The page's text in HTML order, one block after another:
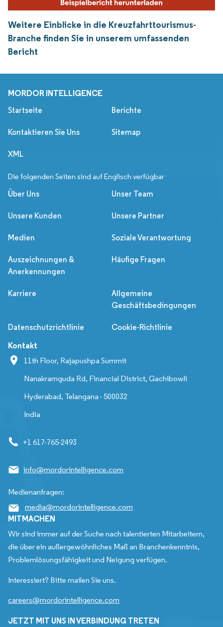
Weitere Einblicke in die Kreuzfahrttourismus-
Branche finden Sie in unserem umfassenden
Bericht
MORDOR INTELLIGENCE
Startseite Berichte
Kontaktieren Sie Uns Sitemap
XML
Die folgenden Seiten sind auf Englisch verfügbar
Über Uns Unser Team
Unsere Kunden Unsere Partner
Medien Soziale Verantwortung
Auszeichnungen &
Anerkennungen
Häufige Fragen
Karriere
Allgemeine
Geschäftsbedingungen
Datenschutzrichtlinie Cookie-Richtlinie
Kontakt
11th Floor, Rajapushpa Summit
Nanakramguda Rd, Financial District, Gachibowli
Hyderabad, Telangana - 500032
India
+1 617-765-2493
info@mordorintelligence.com
Medienanfragen:
media@mordorintelligence.com
MITMACHEN
Wir sind immer auf der Suche nach talentierten Mitarbeitern,
die über ein außergewöhnliches Maß an Branchenkenntnis,
Problemlösungsfähigkeit und Neigung verfügen.
Interessiert? Bitte mailen Sie uns.
careers@mordorintelligence.com
JETZT MIT UNS IN VERBINDUNG TRETEN